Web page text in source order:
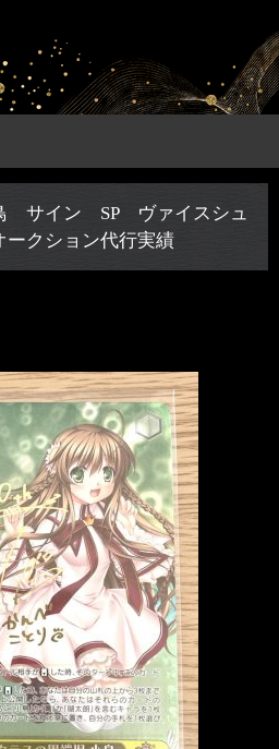
サイン SP ヴァイスシュ
クション代行実績